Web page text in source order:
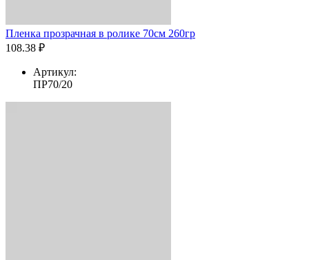
Пленка прозрачная в ролике 70см 260гр
108.38 ₽
Артикул:
ПР70/20